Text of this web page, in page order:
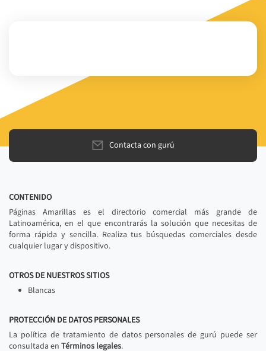
Contacta con gurú
CONTENIDO
Páginas Amarillas es el directorio comercial más grande de
Latinoamérica, en el que encontrarás la solución que necesitas de
forma rápida y sencilla. Realiza tus búsquedas comerciales desde
cualquier lugar y dispositivo.
OTROS DE NUESTROS SITIOS
Blancas
PROTECCIÓN DE DATOS PERSONALES
La política de tratamiento de datos personales de gurú puede ser
consultada en Términos legales.